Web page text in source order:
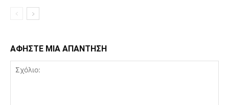
ΑΦΗΣΤΕ ΜΙΑ ΑΠΑΝΤΗΣΗ